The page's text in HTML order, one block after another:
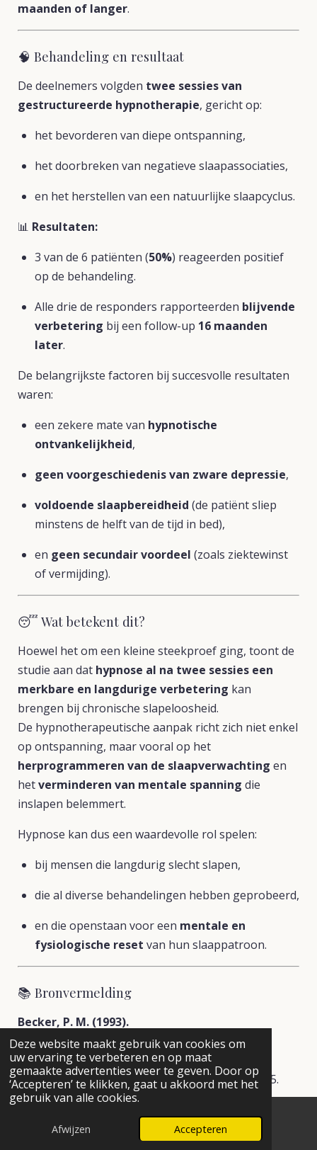
Deze website maakt gebruik van cookies om
uw ervaring te verbeteren en op maat
gemaakte advertenties weer te geven. Door op
‘Accepteren’ te klikken, gaat u akkoord met het
gebruik van alle cookies.
Afwijzen Accepteren
maanden of langer.
🧠 Behandeling en resultaat
De deelnemers volgden twee sessies van
gestructureerde hypnotherapie, gericht op:
het bevorderen van diepe ontspanning,
het doorbreken van negatieve slaapassociaties,
en het herstellen van een natuurlijke slaapcyclus.
📊 Resultaten:
3 van de 6 patiënten (50%) reageerden positief
op de behandeling.
Alle drie de responders rapporteerden blijvende
verbetering bij een follow-up 16 maanden
later.
De belangrijkste factoren bij succesvolle resultaten
waren:
een zekere mate van hypnotische
ontvankelijkheid,
geen voorgeschiedenis van zware depressie,
voldoende slaapbereidheid (de patiënt sliep
minstens de helft van de tijd in bed),
en geen secundair voordeel (zoals ziektewinst
of vermijding).
😴 Wat betekent dit?
Hoewel het om een kleine steekproef ging, toont de
studie aan dat hypnose al na twee sessies een
merkbare en langdurige verbetering kan
brengen bij chronische slapeloosheid.
De hypnotherapeutische aanpak richt zich niet enkel
op ontspanning, maar vooral op het
herprogrammeren van de slaapverwachting en
hetverminderen van mentale spanning die
inslapen belemmert.
Hypnose kan dus een waardevolle rol spelen:
bij mensen die langdurig slecht slapen,
die al diverse behandelingen hebben geprobeerd,
en die openstaan voor een mentale en
fysiologische reset van hun slaappatroon.
📚 Bronvermelding
Becker, P. M. (1993).
Chronic Insomnia: Outcome of Hypnotherapeutic
Intervention in Six Cases.
American Journal of Clinical Hypnosis, 36(2), 98–105.
E-mailadres Facebook